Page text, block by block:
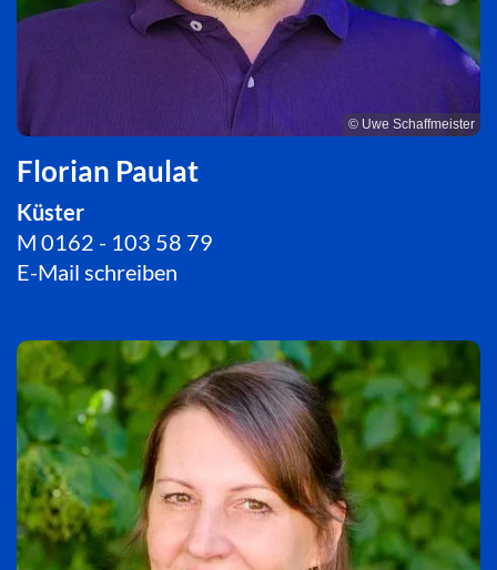
© Uwe Schaffmeister
Florian Paulat
Küster
M 0162 - 103 58 79
E-Mail schreiben